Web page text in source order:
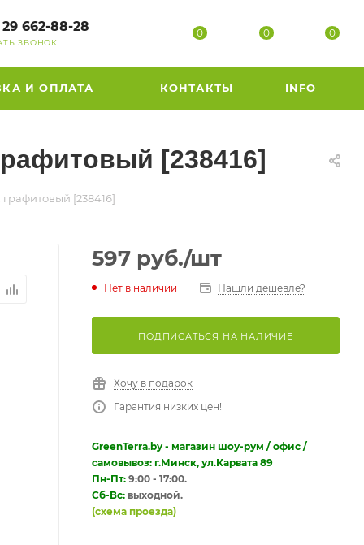
662-88-28
ЗВОНОК
0 0 0
И ОПЛАТА КОНТАКТЫ INFO
[238416]
[238416]
597 руб./шт
Нет в наличии Нашли дешевле?
ПОДПИСАТЬСЯ НА НАЛИЧИЕ
Хочу в подарок
Гарантия низких цен!
GreenTerra.by - магазин шоу-рум / офис /
самовывоз: г.Минск, ул.Карвата 89
Пн-Пт: 9:00 - 17:00.
Сб-Вс: выходной.
(схема проезда)